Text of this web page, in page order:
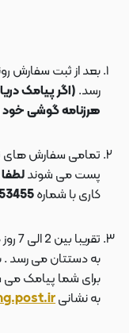
بعد از ثبت سفارش
رسد.
هرزنامه گوشی خود
تمامی سفارش های
پست می شوند
کاری با شماره
به دستتان می رسد .
برای شما پیامک
به نشانی